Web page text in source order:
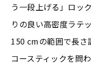
う一段上げる」ロッ
りの良い高密度ラテ
150 cmの範囲で長さ
コースティックを問